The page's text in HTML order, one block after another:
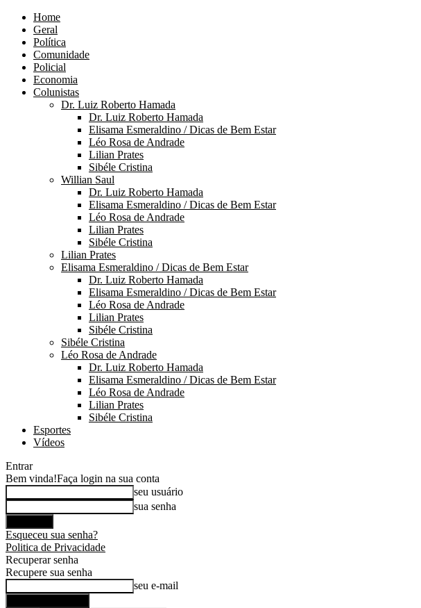
Home
Geral
Política
Comunidade
Policial
Economia
Colunistas
Dr. Luiz Roberto Hamada
Dr. Luiz Roberto Hamada
Elisama Esmeraldino / Dicas de Bem Estar
Léo Rosa de Andrade
Lilian Prates
Sibéle Cristina
Willian Saul
Dr. Luiz Roberto Hamada
Elisama Esmeraldino / Dicas de Bem Estar
Léo Rosa de Andrade
Lilian Prates
Sibéle Cristina
Lilian Prates
Elisama Esmeraldino / Dicas de Bem Estar
Dr. Luiz Roberto Hamada
Elisama Esmeraldino / Dicas de Bem Estar
Léo Rosa de Andrade
Lilian Prates
Sibéle Cristina
Sibéle Cristina
Léo Rosa de Andrade
Dr. Luiz Roberto Hamada
Elisama Esmeraldino / Dicas de Bem Estar
Léo Rosa de Andrade
Lilian Prates
Sibéle Cristina
Esportes
Vídeos
Entrar
Bem vinda!Faça login na sua conta
seu usuário
sua senha
Esqueceu sua senha?
Politica de Privacidade
Recuperar senha
Recupere sua senha
seu e-mail